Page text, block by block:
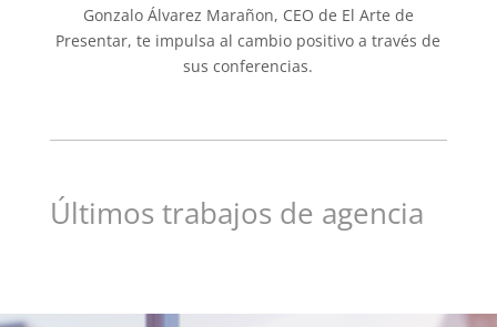
Gonzalo Álvarez Marañon, CEO de El Arte de
Presentar, te impulsa al cambio positivo a través de
sus conferencias.
Últimos trabajos de agencia